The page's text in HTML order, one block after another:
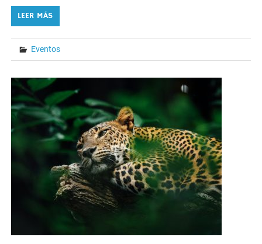
LEER MÁS
Eventos